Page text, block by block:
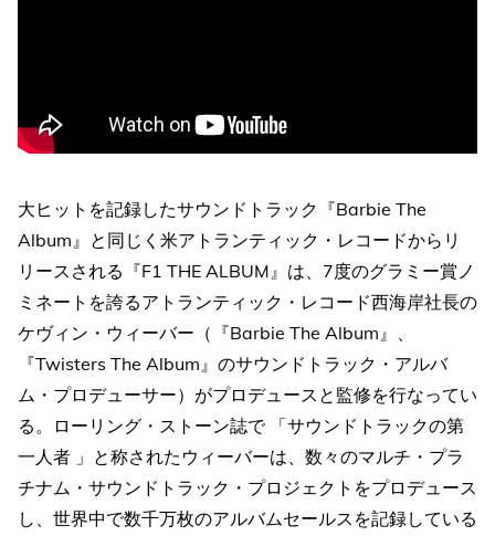
大ヒットを記録したサウンドトラック『Barbie The
Album』と同じく米アトランティック・レコードからリ
リースされる『F1 THE ALBUM』は、7度のグラミー賞ノ
ミネートを誇るアトランティック・レコード西海岸社長の
ケヴィン・ウィーバー（『Barbie The Album』、
『Twisters The Album』のサウンドトラック・アルバ
ム・プロデューサー）がプロデュースと監修を行なってい
る。ローリング・ストーン誌で 「サウンドトラックの第
一人者 」と称されたウィーバーは、数々のマルチ・プラ
チナム・サウンドトラック・プロジェクトをプロデュース
し、世界中で数千万枚のアルバムセールスを記録している